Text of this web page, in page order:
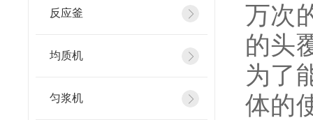
反应釜
均质机
匀浆机
万次
的头
为了
体的